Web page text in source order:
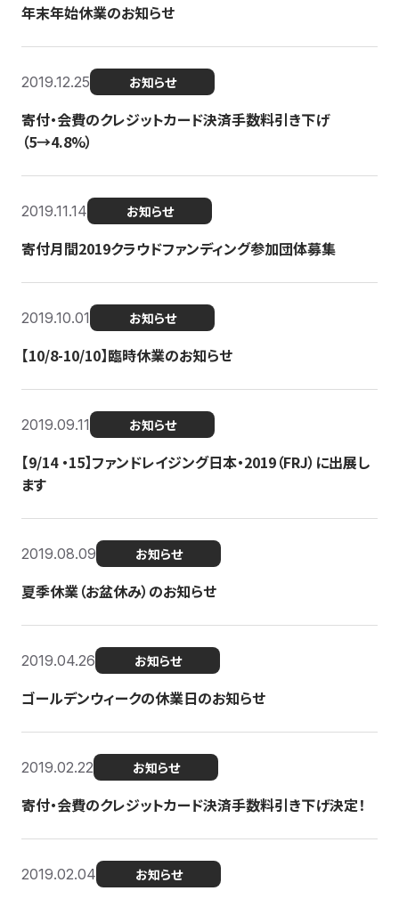
年末年始休業のお知らせ
2019.12.25 お知らせ
寄付・会費のクレジットカード決済手数料引き下げ
（5→4.8%）
2019.11.14 お知らせ
寄付月間2019クラウドファンディング参加団体募集
2019.10.01 お知らせ
【10/8-10/10】臨時休業のお知らせ
2019.09.11 お知らせ
【9/14 ・15】ファンドレイジング日本・2019（FRJ）に出展し
ます
2019.08.09 お知らせ
夏季休業（お盆休み）のお知らせ
2019.04.26 お知らせ
ゴールデンウィークの休業日のお知らせ
2019.02.22 お知らせ
寄付・会費のクレジットカード決済手数料引き下げ決定！
2019.02.04 お知らせ